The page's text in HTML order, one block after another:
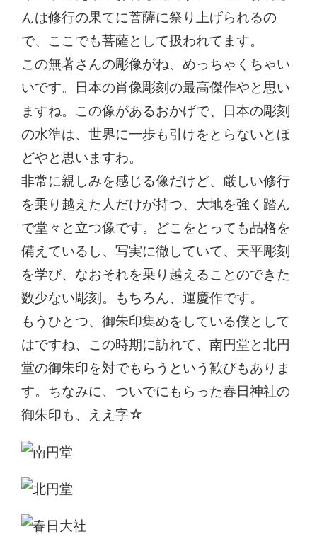
んは修行の果てに菩薩に祭り上げられるの
で、ここでも菩薩として扱われてます。
この無著さんの彫像がね、めっちゃくちゃい
いです。日本の肖像彫刻の最高傑作やと思い
ますね。この像があるおかげで、日本の彫刻
の水準は、世界に一歩も引けをとらないとほ
どやと思いますわ。
非常に親しみを感じる像だけど、厳しい修行
を乗り越えた人だけが持つ、大地を強く踏ん
で堂々と立つ像です。どこをとっても品格を
備えているし、写実に徹していて、天平彫刻
を学び、なおそれを乗り越えることのできた
数少ない彫刻。もちろん、運慶作です。
もうひとつ、御朱印集めをしている僕として
はですね、この時期に訪れて、南円堂と北円
堂の御朱印を対でもらうという歓びもありま
す。ちなみに、ついでにもらった春日神社の
御朱印も、ええ字☆